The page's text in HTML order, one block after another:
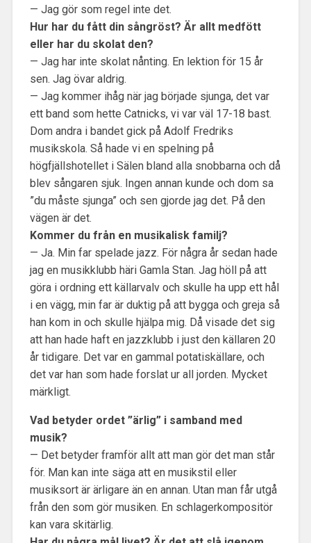
— Jag gör som regel inte det.
Hur har du fått din sångröst? Är allt medfött
eller har du skolat den?
— Jag har inte skolat nånting. En lektion för 15 år
sen. Jag övar aldrig.
— Jag kommer ihåg när jag började sjunga, det var
ett band som hette Catnicks, vi var väl 17-18 bast.
Dom andra i bandet gick på Adolf Fredriks
musikskola. Så hade vi en spelning på
högfjällshotellet i Sälen bland alla snobbarna och då
blev sångaren sjuk. Ingen annan kunde och dom sa
”du måste sjunga” och sen gjorde jag det. På den
vägen är det.
Kommer du från en musikalisk familj?
— Ja. Min far spelade jazz. För några år sedan hade
jag en musikklubb häri Gamla Stan. Jag höll på att
göra i ordning ett källarvalv och skulle ha upp ett hål
i en vägg, min far är duktig på att bygga och greja så
han kom in och skulle hjälpa mig. Då visade det sig
att han hade haft en jazzklubb i just den källaren 20
år tidigare. Det var en gammal potatiskällare, och
det var han som hade forslat ur all jorden. Mycket
märkligt.
Vad betyder ordet ”ärlig” i samband med
musik?
— Det betyder framför allt att man gör det man står
för. Man kan inte säga att en musikstil eller
musiksort är ärligare än en annan. Utan man får utgå
från den som gör musiken. En schlagerkompositör
kan vara skitärlig.